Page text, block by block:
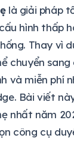
là giải pháp
hình thấp
Thay vì
chuyển
và miễn phí
Bài viết
nhất năm
công cụ